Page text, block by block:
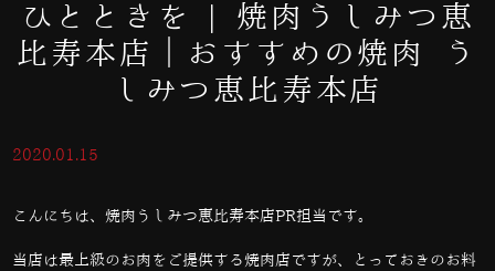
ひとときを | 焼肉うしみつ恵
比寿本店｜おすすめの焼肉 う
しみつ恵比寿本店
2020.01.15
こんにちは、焼肉うしみつ恵比寿本店PR担当です。
当店は最上級のお肉をご提供する焼肉店ですが、とっておきのお料